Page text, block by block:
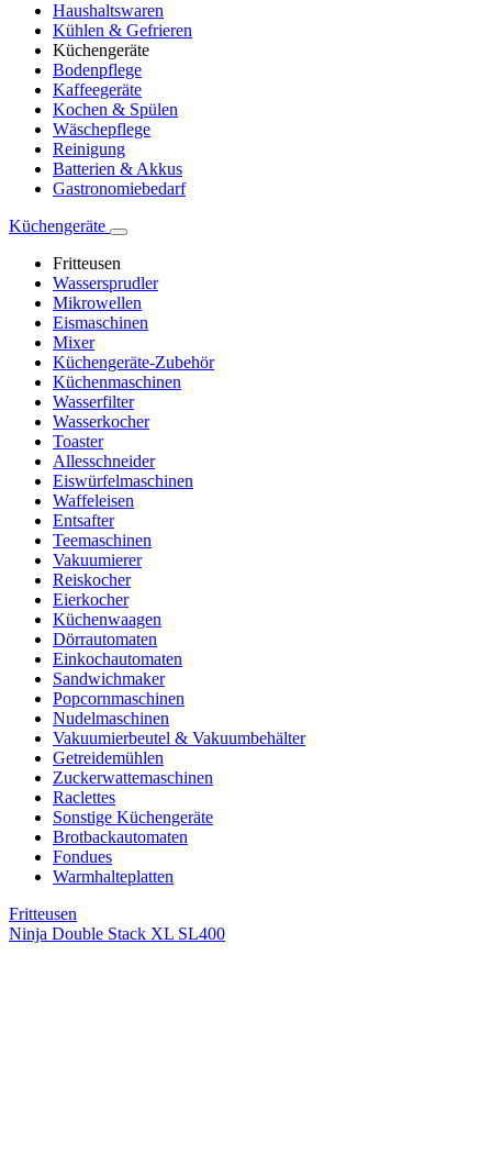
Haushaltswaren
Kühlen & Gefrieren
Küchengeräte
Bodenpflege
Kaffeegeräte
Kochen & Spülen
Wäschepflege
Reinigung
Batterien & Akkus
Gastronomiebedarf
Küchengeräte
Fritteusen
Wassersprudler
Mikrowellen
Eismaschinen
Mixer
Küchengeräte-Zubehör
Küchenmaschinen
Wasserfilter
Wasserkocher
Toaster
Allesschneider
Eiswürfelmaschinen
Waffeleisen
Entsafter
Teemaschinen
Vakuumierer
Reiskocher
Eierkocher
Küchenwaagen
Dörrautomaten
Einkochautomaten
Sandwichmaker
Popcornmaschinen
Nudelmaschinen
Vakuumierbeutel & Vakuumbehälter
Getreidemühlen
Zuckerwattemaschinen
Raclettes
Sonstige Küchengeräte
Brotbackautomaten
Fondues
Warmhalteplatten
Fritteusen
Ninja Double Stack XL SL400